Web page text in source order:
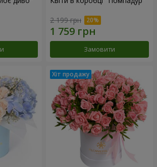
2 199 грн
Замовити